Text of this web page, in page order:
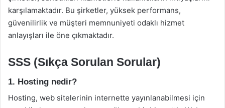
karşılamaktadır. Bu şirketler, yüksek performans,
güvenilirlik ve müşteri memnuniyeti odaklı hizmet
anlayışları ile öne çıkmaktadır.
SSS (Sıkça Sorulan Sorular)
1. Hosting nedir?
Hosting, web sitelerinin internette yayınlanabilmesi için